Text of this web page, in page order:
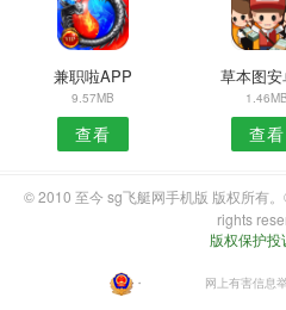
兼职啦APP
9.57MB
查看
草本图安
1.46MB
查看
© 2010 至今 sg飞艇网手机版 版权所有
rights
版权保护投
・ 网上有害信息